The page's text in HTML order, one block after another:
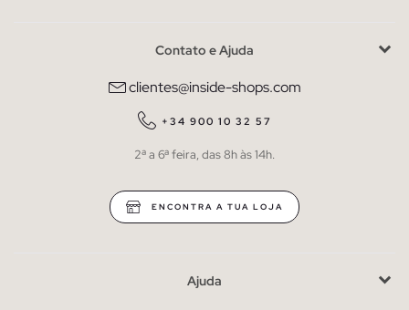
Contato e Ajuda
clientes@inside-shops.com
+34 900 10 32 57
2ª a 6ª feira, das 8h às 14h.
ENCONTRA A TUA LOJA
Ajuda